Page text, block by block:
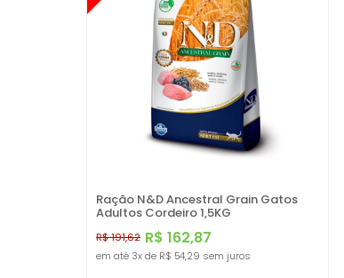
Ração N&D Ancestral Grain Gatos
Adultos Cordeiro 1,5KG
R$ 162,87
R$ 191,62
em até 3x de R$ 54,29 sem juros